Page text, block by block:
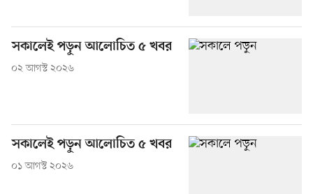
সকালেই পড়ুন আলোচিত ৫ খবর
০২ আগস্ট ২০২৬
সকালেই পড়ুন আলোচিত ৫ খবর
০১ আগস্ট ২০২৬